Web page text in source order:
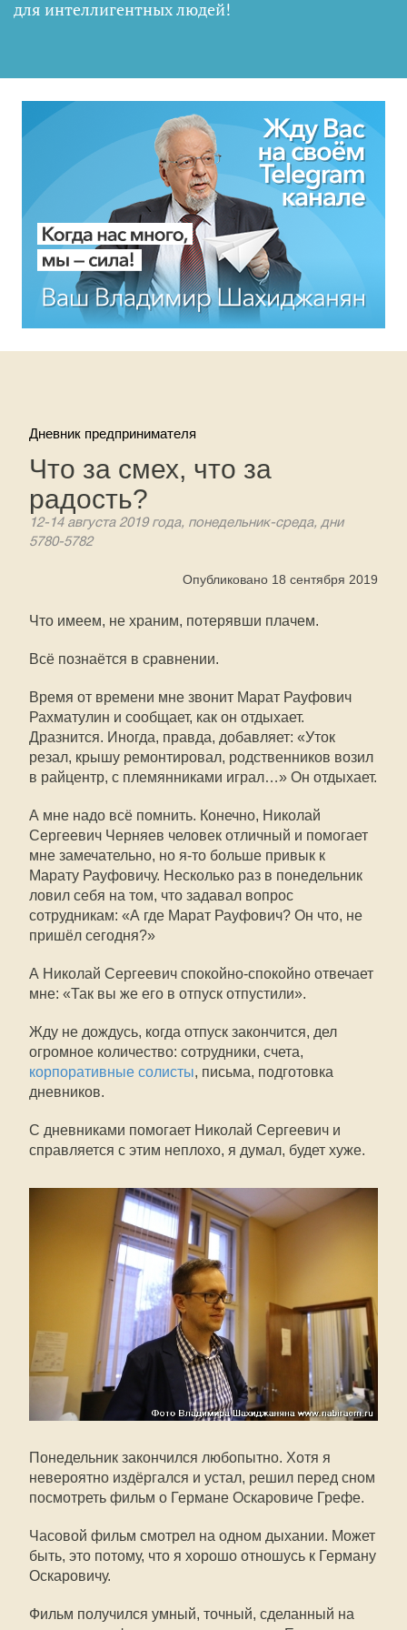
для интеллигентных людей!
Дневник предпринимателя
Что за смех, что за
радость?
12-14 августа 2019 года, понедельник-среда, дни
5780-5782
Опубликовано 18 сентября 2019
Что имеем, не храним, потерявши плачем.
Всё познаётся в сравнении.
Время от времени мне звонит Марат Рауфович
Рахматулин и сообщает, как он отдыхает.
Дразнится. Иногда, правда, добавляет: «Уток
резал, крышу ремонтировал, родственников возил
в райцентр, с племянниками играл…» Он отдыхает.
А мне надо всё помнить. Конечно, Николай
Сергеевич Черняев человек отличный и помогает
мне замечательно, но я-то больше привык к
Марату Рауфовичу. Несколько раз в понедельник
ловил себя на том, что задавал вопрос
сотрудникам: «А где Марат Рауфович? Он что, не
пришёл сегодня?»
А Николай Сергеевич спокойно-спокойно отвечает
мне: «Так вы же его в отпуск отпустили».
Жду не дождусь, когда отпуск закончится, дел
огромное количество: сотрудники, счета,
корпоративные солисты, письма, подготовка
дневников.
С дневниками помогает Николай Сергеевич и
справляется с этим неплохо, я думал, будет хуже.
Понедельник закончился любопытно. Хотя я
невероятно издёргался и устал, решил перед сном
посмотреть фильм о Германе Оскаровиче Грефе.
Часовой фильм смотрел на одном дыхании. Может
быть, это потому, что я хорошо отношусь к Герману
Оскаровичу.
Фильм получился умный, точный, сделанный на